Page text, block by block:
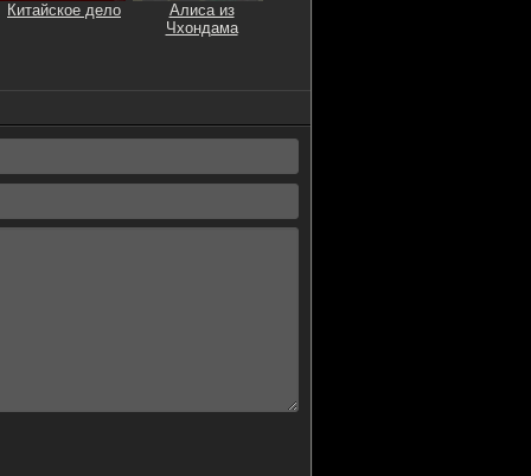
Китайское дело
Алиса из
Чхондама